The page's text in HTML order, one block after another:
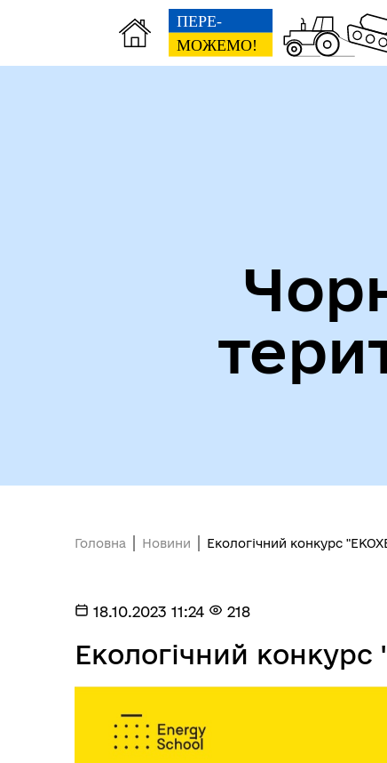
Головна Новини Екологічний конкурс
18.10.2023 11:24 218
Екологічний